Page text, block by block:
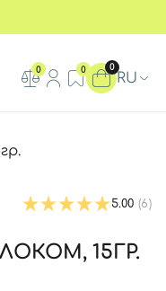
0 0 0
RU
5.00 (6)
15ГР.